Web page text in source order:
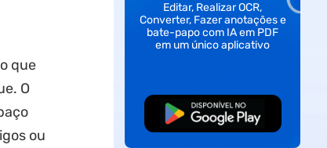
que
O
ou
Editar, Realizar OCR,
Converter, Fazer anotações e
bate-papo com IA em PDF
em um único aplicativo
Baixar Grátis